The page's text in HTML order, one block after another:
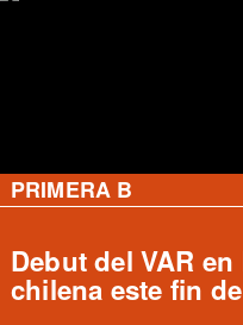
PRIMERA B
Ronald Fuentes
Enzo Riquelme y